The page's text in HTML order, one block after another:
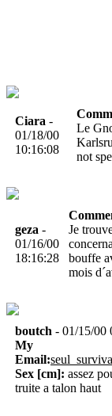
Ciara -
01/18/00
10:16:08
Le
not
geza -
01/16/00
18:16:28
Je
bouffe
mois
boutch - 01/15/00
My
Email:
Sex [cm]: assez
truite a talon haut